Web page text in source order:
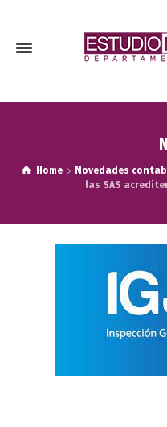
Home Novedades
las SAS